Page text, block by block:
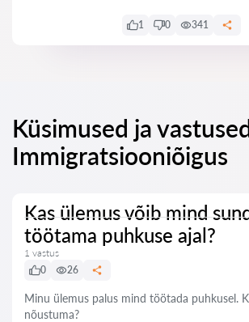
1 0 341
Küsimused ja
Immigratsiooniõigus
Kas ülemus võib mind
töötama puhkuse ajal?
1 vastus
0
26
Minu ülemus palus mind töötada puhkusel.
nõustuma?